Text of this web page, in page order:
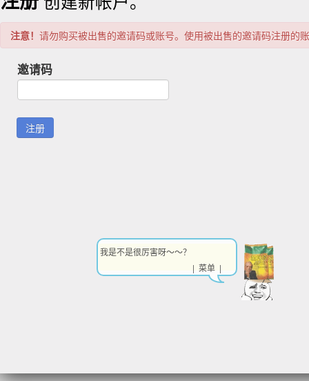
注意！ 请勿购买被出售的邀请码或账号。使用被出售的邀请码注册的
邀请码
我是不是很厉害呀～～？
| 菜单 |